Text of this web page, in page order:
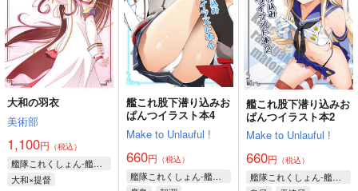
大和の羽衣
美術部
1,100円 （税込）
艦隊これくしょん-艦これ-
大和×提督
艦これ股下潜り込みお
ぱんつイラスト本4
Make to Unlauful !
660円 （税込）
艦隊これくしょん-艦これ-
艦これ股下潜り込みお
ぱんつイラスト本2
Make to Unlauful !
660円 （税込）
艦隊これくしょん-艦これ-